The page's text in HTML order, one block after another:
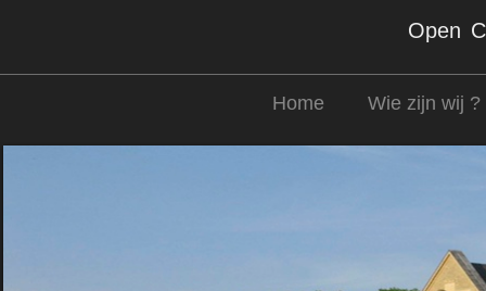
Open
Home Wie zijn wij ?